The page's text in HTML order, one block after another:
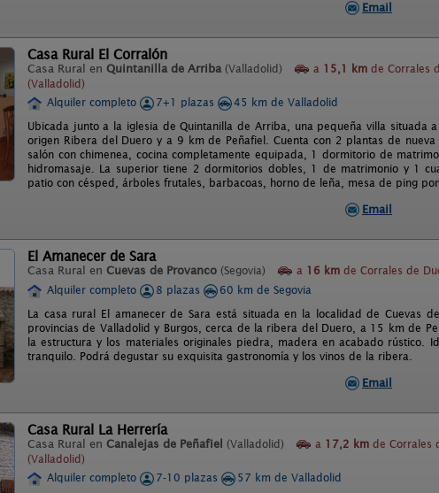
Email
Casa Rural El Corralón
Casa Rural en Quintanilla de Arriba (Valladolid) a 15,1 km de Corrales
(Valladolid)
Alquiler completo 7+1 plazas
45 km de Valladolid
Ubicada junto a la iglesia de Quintanilla de Arriba, una pequeña villa situada
origen Ribera del Duero y a 9 km de Peñafiel. Cuenta con 2 plantas de
salón con chimenea, cocina completamente equipada, 1 dormitorio de
hidromasaje. La superior tiene 2 dormitorios dobles, 1 de matrimonio y 1
patio con césped, árboles frutales, barbacoas, horno de leña, mesa de ping
Email
El Amanecer de Sara
Casa Rural en Cuevas de Provanco (Segovia) a 16 km de Corrales de
Alquiler completo
8 plazas
60 km de Segovia
La casa rural El amanecer de Sara está situada en la localidad de Cuevas
provincias de Valladolid y Burgos, cerca de la ribera del Duero, a 15 km de
la estructura y los materiales originales piedra, madera en acabado rústico.
tranquilo. Podrá degustar su exquisita gastronomía y los vinos de la ribera.
Email
Casa Rural La Herrería
Casa Rural en Canalejas de Peñafiel (Valladolid) a 17,2 km de Corrales
(Valladolid)
Alquiler completo 7-10 plazas
57 km de Valladolid